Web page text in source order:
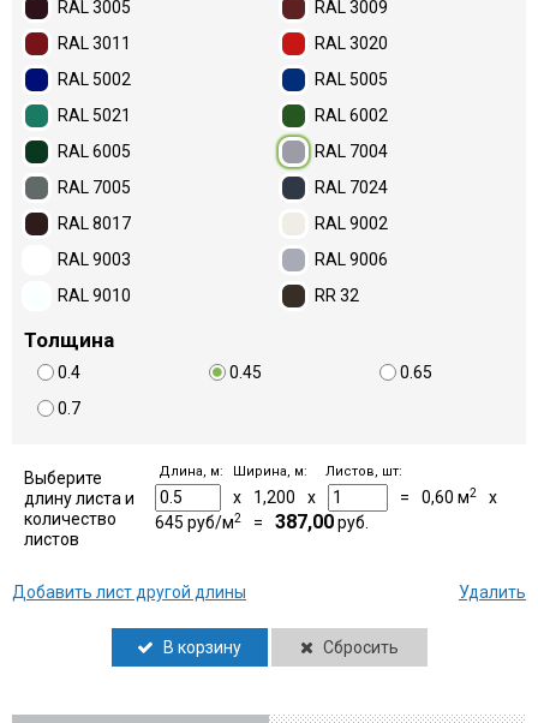
RAL 3005
RAL 3009
RAL 3011
RAL 3020
RAL 5002
RAL 5005
RAL 5021
RAL 6002
RAL 6005
RAL 7004
RAL 7005
RAL 7024
RAL 8017
RAL 9002
RAL 9003
RAL 9006
RAL 9010
RR 32
Толщина
0.4 0.45
0.65
0.7
Выберите
длину листа и
количество
листов
Длина, м:
x 1,200
Ширина, м:
x
Листов, шт:
= 0,60 м2
x
645 руб/м2 = 387,00руб.
Добавить лист другой длины Удалить
В корзину Сбросить